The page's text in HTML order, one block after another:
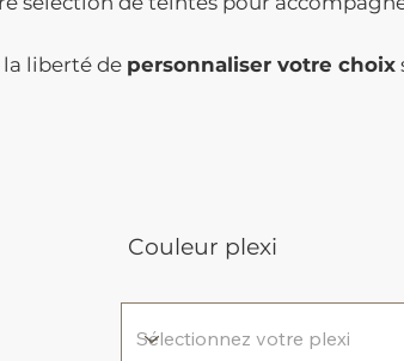
la liberté de personnaliser votre choix
Couleur plexi